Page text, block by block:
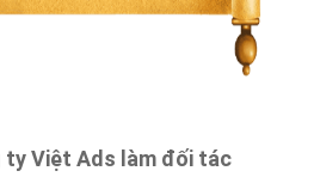
ty Việt Ads làm đối tác